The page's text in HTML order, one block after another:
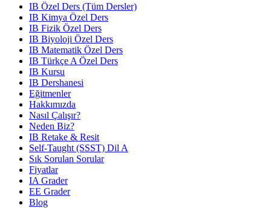
IB Özel Ders (Tüm Dersler)
IB Kimya Özel Ders
IB Fizik Özel Ders
IB Biyoloji Özel Ders
IB Matematik Özel Ders
IB Türkçe A Özel Ders
IB Kursu
IB Dershanesi
Eğitmenler
Hakkımızda
Nasıl Çalışır?
Neden Biz?
IB Retake & Resit
Self-Taught (SSST) Dil A
Sık Sorulan Sorular
Fiyatlar
IA Grader
EE Grader
Blog